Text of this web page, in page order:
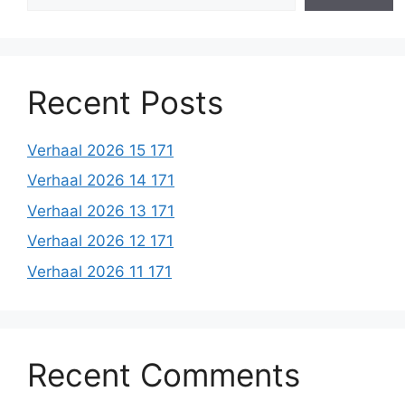
Recent Posts
Verhaal 2026 15 171
Verhaal 2026 14 171
Verhaal 2026 13 171
Verhaal 2026 12 171
Verhaal 2026 11 171
Recent Comments